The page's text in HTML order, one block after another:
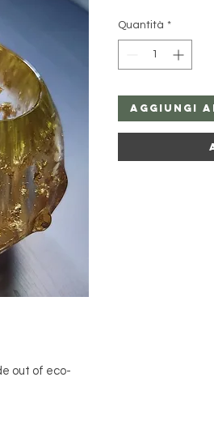
out of eco-
Quantità *
Aggiungi